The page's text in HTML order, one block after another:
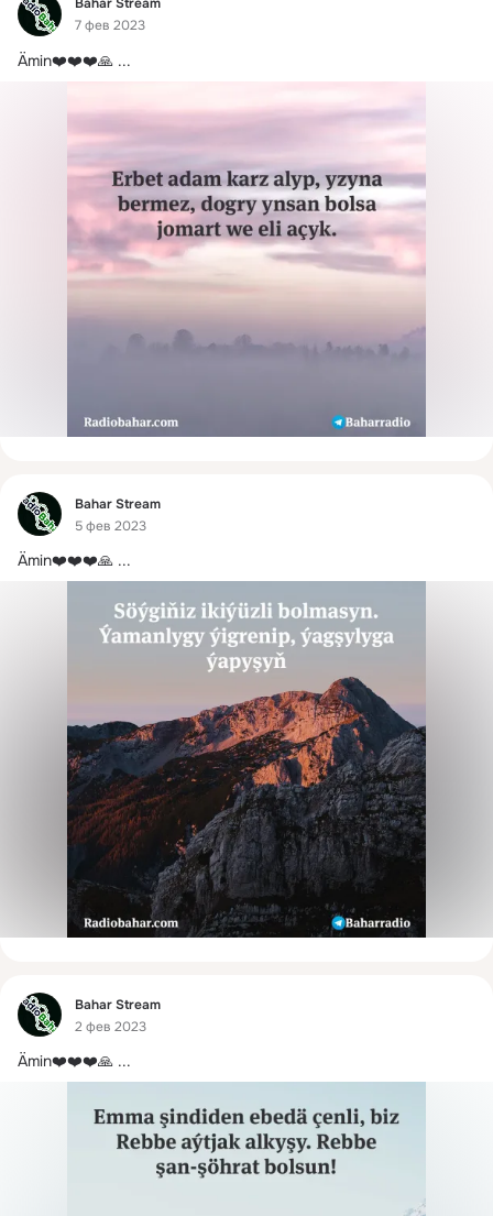
Bahar Stream
7 фев 2023
Ämin❤️❤️❤️🙏 ...
Фид
Bahar Stream
5 фев 2023
Ämin❤️❤️❤️🙏 ...
Фид
Bahar Stream
2 фев 2023
Ämin❤️❤️❤️🙏 ...